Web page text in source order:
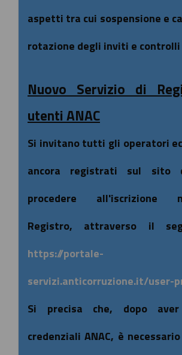
aspetti tra cui sospensione e
rotazione degli inviti e controlli
Nuovo Servizio di
utenti ANAC
Si invitano tutti gli operatori
ancora registrati sul sito
procedere all'iscrizione
Registro, attraverso il
https://portale-
servizi.anticorruzione.it/user-
Si precisa che, dopo
credenziali ANAC, è